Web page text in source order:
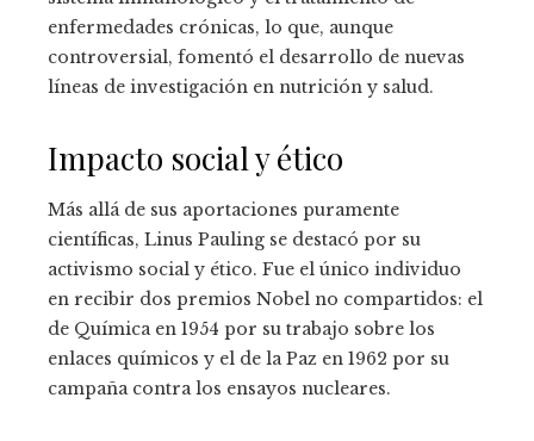
enfermedades crónicas, lo que, aunque
controversial, fomentó el desarrollo de nuevas
líneas de investigación en nutrición y salud.
Impacto social y ético
Más allá de sus aportaciones puramente
científicas, Linus Pauling se destacó por su
activismo social y ético. Fue el único individuo
en recibir dos premios Nobel no compartidos: el
de Química en 1954 por su trabajo sobre los
enlaces químicos y el de la Paz en 1962 por su
campaña contra los ensayos nucleares.